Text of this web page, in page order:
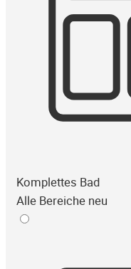
Komplettes Bad
Alle Bereiche neu